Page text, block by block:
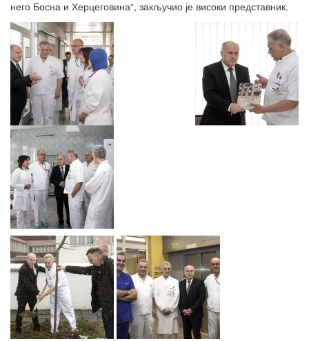
него Босна и Херцеговина“, закључио је високи представник.